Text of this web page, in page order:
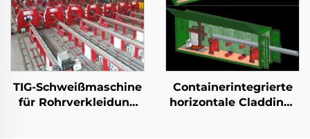
TIG-Schweißmaschine
für Rohrverkleidung
Containerintegrierte
horizontale Cladding-